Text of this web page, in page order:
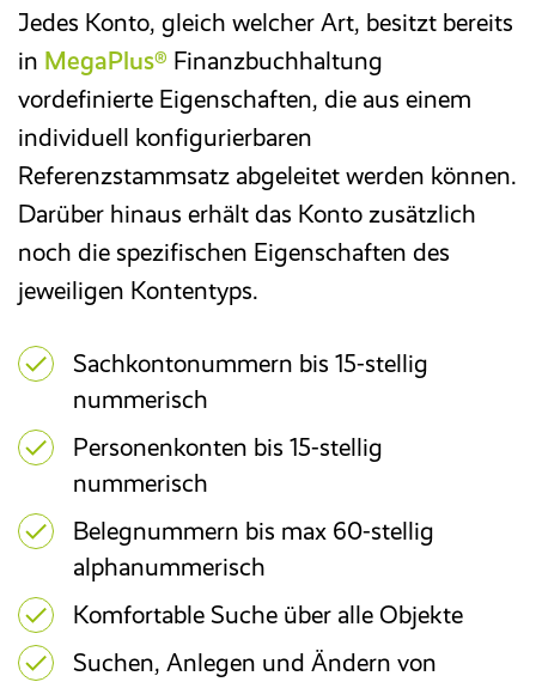
Reisekosten­abrechnung
Zeitwirtschaft
Entgelt­abrechnung
Mitarbeiter­portal
Finanzbuchhaltung
Kostenrechnung
Anlagenbuchhaltung
E-Rechnung
Faktura
Jedes Konto, gleich welcher Art, besitzt bereits
in MegaPlus® Finanzbuchhaltung
vordefinierte Eigenschaften, die aus einem
individuell konfigurierbaren
Referenzstammsatz abgeleitet werden können.
Darüber hinaus erhält das Konto zusätzlich
noch die spezifischen Eigenschaften des
jeweiligen Kontentyps.
Sachkontonummern bis 15-stellig
nummerisch
Personenkonten bis 15-stellig
nummerisch
Belegnummern bis max 60-stellig
alphanummerisch
Komfortable Suche über alle Objekte
Suchen, Anlegen und Ändern von